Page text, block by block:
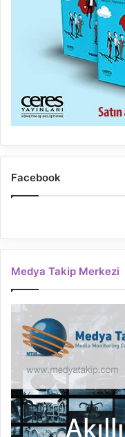
Facebook
Medya Takip Merkezi